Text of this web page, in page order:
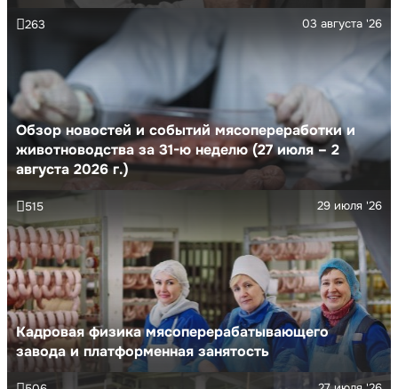
Обзор новостей и событий мясопереработки и
животноводства за 31-ю неделю (27 июля – 2
августа 2026 г.)
03 августа '26
263
Кадровая физика мясоперерабатывающего
завода и платформенная занятость
29 июля '26
515